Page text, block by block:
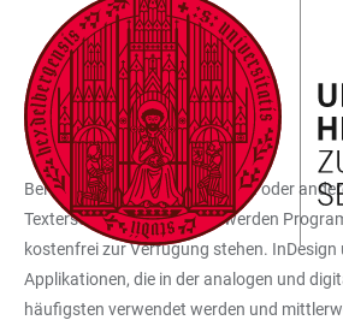
LINKS
ZUR
BARRIEREFREIHEIT
ZUM
HAUPTINHALT
HAUPTNAVIGATION
ÖFFNEN
WEBSEITENSUCHE
ÖFFNEN
LIZENZEN
Bei der Erstellung von Editionen oder
Texterschließungsarbeiten werden
kostenfrei zur Verfügung stehen. InDesign
Applikationen, die in der analogen und
häufigsten verwendet werden und